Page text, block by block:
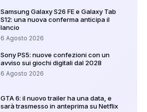
Samsung Galaxy S26 FE e Galaxy Tab
S12: una nuova conferma anticipa il
lancio
6 Agosto 2026
Sony PS5: nuove confezioni con un
avviso sui giochi digitali dal 2028
6 Agosto 2026
GTA 6: il nuovo trailer ha una data, e
sarà trasmesso in anteprima su Netflix